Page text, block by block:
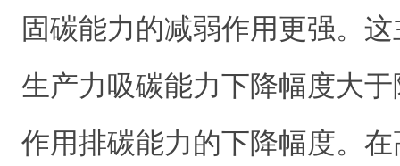
固碳能力的减弱作用更强。
生产力吸碳能力下降幅度大
作用排碳能力的下降幅度。